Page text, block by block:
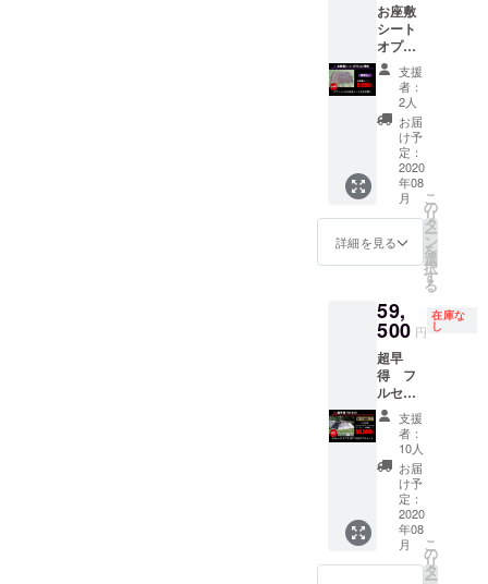
お座敷
シート
オプ
ション
単体支援
者：
2人
お届
け予
定：
2020
年08
月
詳細を見る
こ
の
リ
タ
ー
ン
を
選
択
す
る
59,
500 円
在庫な
し
超早
得 フ
ルセッ
ト テン
ト本体
グラン
ドシー
ト イン
ナー
マット
ルーフ
シート
お座敷
支援
者：
10人
お届
け予
定：
2020
年08
月
こ
の
リ
タ
ー